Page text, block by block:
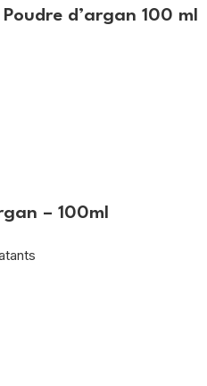
d’argan 100 ml
– 100ml